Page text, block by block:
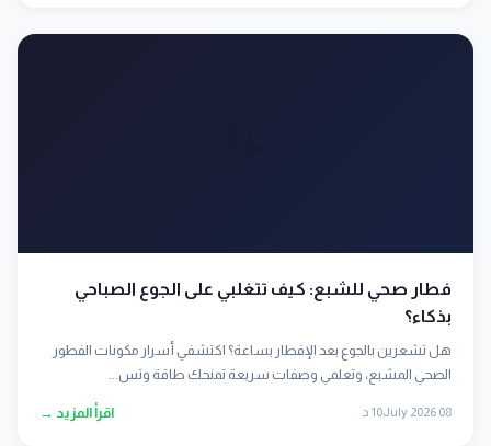
فطار صحي للشبع: كيف تتغلبي على الجوع الصباحي
بذكاء؟
هل تشعرين بالجوع بعد الإفطار بساعة؟ اكتشفي أسرار مكونات الفطور
الصحي المشبع، وتعلمي وصفات سريعة تمنحك طاقة وتس...
08 July 2026 10 د اقرأ المزيد →